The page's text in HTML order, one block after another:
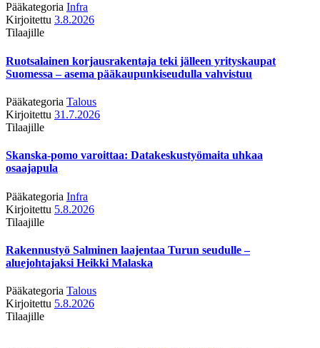
Pääkategoria Infra
Kirjoitettu 3.8.2026
Tilaajille
Ruotsalainen korjausrakentaja teki jälleen yrityskaupat
Suomessa – asema pääkaupunkiseudulla vahvistuu
Pääkategoria Talous
Kirjoitettu 31.7.2026
Tilaajille
Skanska-pomo varoittaa: Datakeskustyömaita uhkaa
osaajapula
Pääkategoria Infra
Kirjoitettu 5.8.2026
Tilaajille
Rakennustyö Salminen laajentaa Turun seudulle –
aluejohtajaksi Heikki Malaska
Pääkategoria Talous
Kirjoitettu 5.8.2026
Tilaajille